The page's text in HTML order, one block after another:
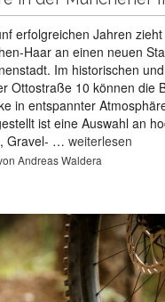
erfolgreichen Jahren
Haar an einen neuen
Im historischen
Ottostraße 10 können die
in entspannter
ist eine Auswahl an
Gravel- … weiterlesen
Andreas Waldera